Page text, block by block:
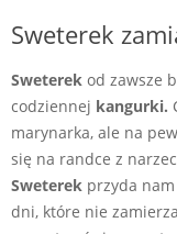
Sweterek
Sweterek od zawsze
codziennej kangurki.
marynarka, ale na
się na randce z
Sweterek przyda
dni, które nie